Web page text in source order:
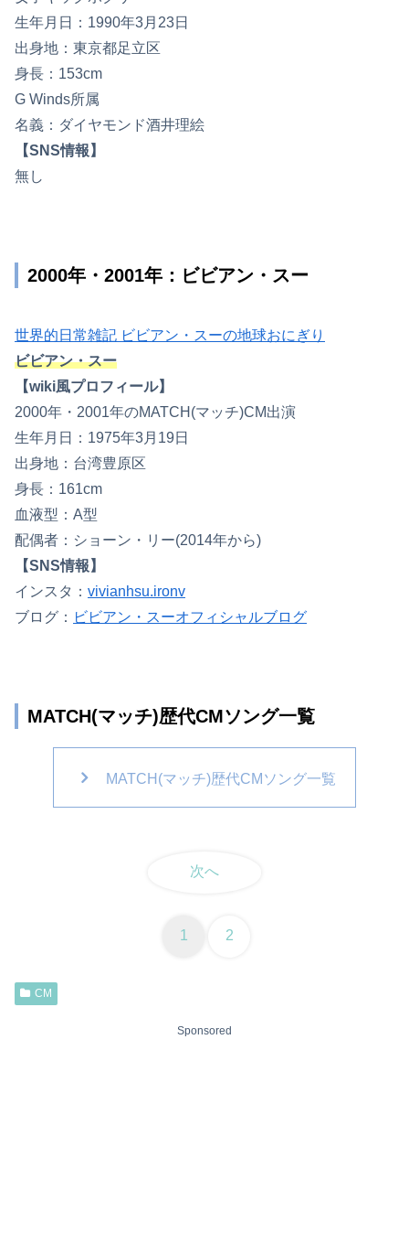
生年月日：1990年3月23日
出身地：東京都足立区
身長：153cm
G Winds所属
名義：ダイヤモンド酒井理絵
【SNS情報】
無し
2000年・2001年：ビビアン・スー
世界的日常雑記 ビビアン・スーの地球おにぎり
ビビアン・スー
【wiki風プロフィール】
2000年・2001年のMATCH(マッチ)CM出演
生年月日：1975年3月19日
出身地：台湾豊原区
身長：161cm
血液型：A型
配偶者：ショーン・リー(2014年から)
【SNS情報】
インスタ： vivianhsu.ironv
ブログ： ビビアン・スーオフィシャルブログ
MATCH(マッチ)歴代CMソング一覧
MATCH(マッチ)歴代CMソング一覧
次へ
1 2
CM
Sponsored